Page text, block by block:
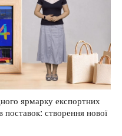
ярмарку експортних
поставок: створення нової